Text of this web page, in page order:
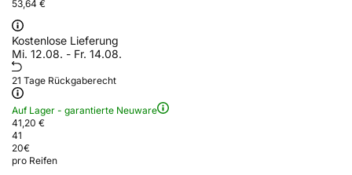
53,64 €
Kostenlose Lieferung
Mi. 12.08. - Fr. 14.08.
21 Tage Rückgaberecht
Auf Lager - garantierte Neuware
41,20 €
41
20€
pro Reifen